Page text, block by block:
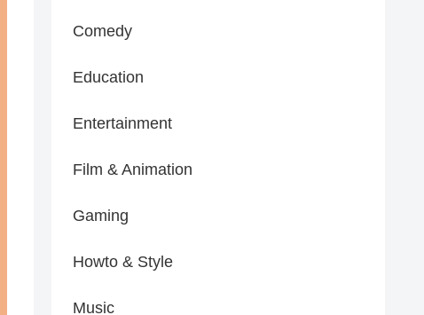
Comedy
Education
Entertainment
Film & Animation
Gaming
Howto & Style
Music